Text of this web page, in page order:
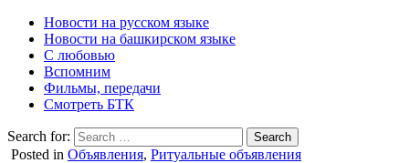
Новости на русском языке
Новости на башкирском языке
С любовью
Вспомним
Фильмы, передачи
Смотреть БТК
Search for:
Posted in Объявления, Ритуальные объявления